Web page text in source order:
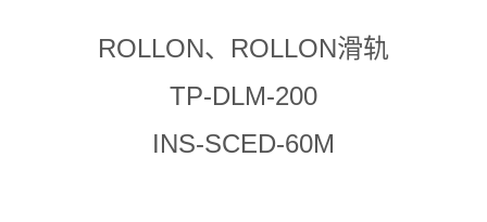
ROLLON、ROLLON滑轨
TP-DLM-200
INS-SCED-60M